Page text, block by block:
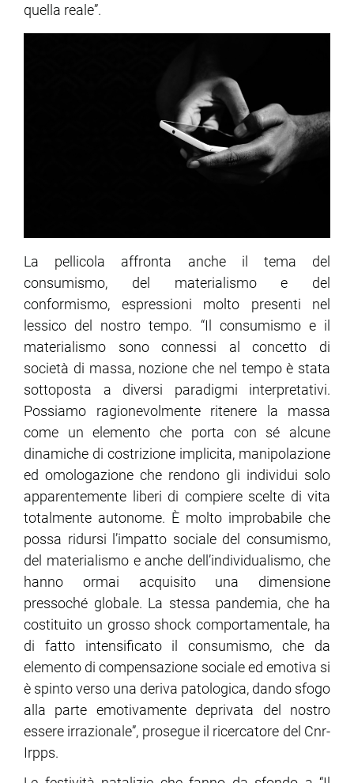
quella reale”.
La pellicola affronta anche il tema del
consumismo, del materialismo e del
conformismo, espressioni molto presenti nel
lessico del nostro tempo. “Il consumismo e il
materialismo sono connessi al concetto di
società di massa, nozione che nel tempo è stata
sottoposta a diversi paradigmi interpretativi.
Possiamo ragionevolmente ritenere la massa
come un elemento che porta con sé alcune
dinamiche di costrizione implicita, manipolazione
ed omologazione che rendono gli individui solo
apparentemente liberi di compiere scelte di vita
totalmente autonome. È molto improbabile che
possa ridursi l’impatto sociale del consumismo,
del materialismo e anche dell’individualismo, che
hanno ormai acquisito una dimensione
pressoché globale. La stessa pandemia, che ha
costituito un grosso shock comportamentale, ha
di fatto intensificato il consumismo, che da
elemento di compensazione sociale ed emotiva si
è spinto verso una deriva patologica, dando sfogo
alla parte emotivamente deprivata del nostro
essere irrazionale”, prosegue il ricercatore del Cnr-
Irpps.